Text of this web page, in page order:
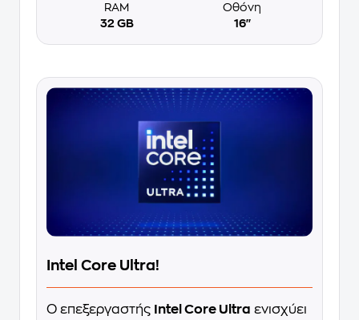
RAM
32 GB
Οθόνη
16''
Intel Core Ultra!
Ο επεξεργαστής Intel Core Ultra ενισχύει